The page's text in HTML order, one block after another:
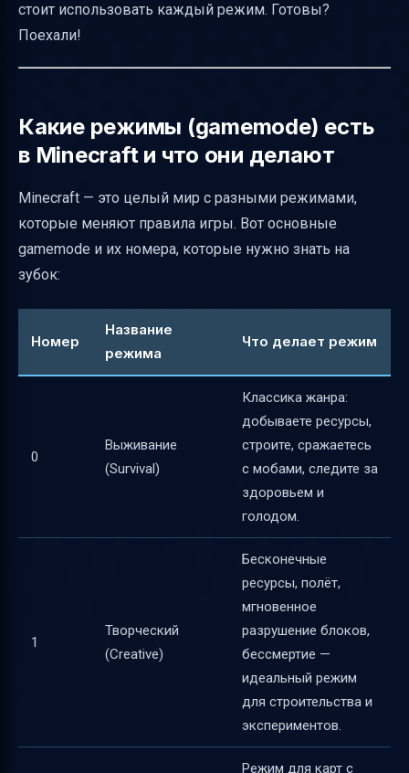
Как проверить, что режим сменился
вместо приключенческого (2) и других
Как правильно писать команду /gamemode
Как переключиться на творческий режим в
разных версиях и платформах
Как включить творческий режим в уже
Использование командного блока для
переключения режимов
Ограничения и предупреждения
Краткий пошаговый план смены режима с
Где найти актуальную справку и как
обновлять знания
стоит использовать каждый режим. Готовы?
Поехали!
Какие режимы (gamemode) есть
в Minecraft и что они делают
Minecraft — это целый мир с разными режимами,
которые меняют правила игры. Вот основные
gamemode и их номера, которые нужно знать на
зубок:
Номер
Название
режима
Что делает режим
0
Выживание
(Survival)
Классика жанра:
добываете ресурсы,
строите, сражаетесь
с мобами, следите за
здоровьем и
голодом.
1
Творческий
(Creative)
Бесконечные
ресурсы, полёт,
мгновенное
разрушение блоков,
бессмертие —
идеальный режим
для строительства и
экспериментов.
Режим для карт с